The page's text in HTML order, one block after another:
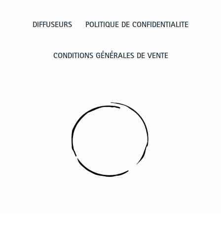
DIFFUSEURS POLITIQUE DE CONFIDENTIALITE
CONDITIONS GÉNÉRALES DE VENTE